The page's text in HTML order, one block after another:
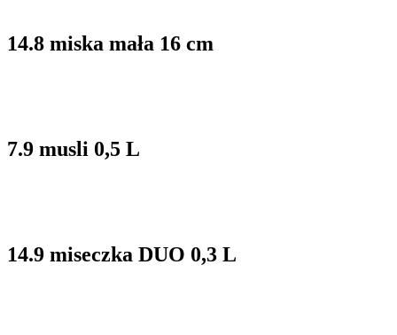
14.8 miska mała 16 cm
7.9 musli 0,5 L
14.9 miseczka DUO 0,3 L